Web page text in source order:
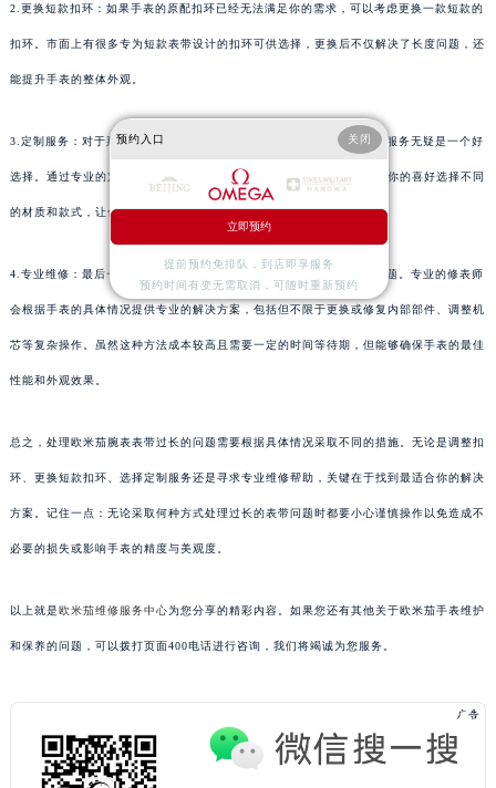
2.更换短款扣环：如果手表的原配扣环已经无法满足你的需求，可以考虑更换一款短款的
扣环。市面上有很多专为短款表带设计的扣环可供选择，更换后不仅解决了长度问题，还
能提升手表的整体外观。
3.定制服务：对于那些对表带长度有特别要求的用户来说，专业的定制服务无疑是一个好
选择。通过专业的定制服务不仅可以满足你对长度的要求，还可以根据你的喜好选择不同
的材质和款式，让你的腕表更加个性化和独特。
4.专业维修：最后一种方法是通过专业的维修服务来解决表带过长的问题。专业的修表师
会根据手表的具体情况提供专业的解决方案，包括但不限于更换或修复内部部件、调整机
芯等复杂操作。虽然这种方法成本较高且需要一定的时间等待期，但能够确保手表的最佳
性能和外观效果。
总之，处理欧米茄腕表表带过长的问题需要根据具体情况采取不同的措施。无论是调整扣
环、更换短款扣环、选择定制服务还是寻求专业维修帮助，关键在于找到最适合你的解决
方案。记住一点：无论采取何种方式处理过长的表带问题时都要小心谨慎操作以免造成不
必要的损失或影响手表的精度与美观度。
以上就是欧米茄维修服务中心为您分享的精彩内容。如果您还有其他关于欧米茄手表维护
和保养的问题，可以拨打页面400电话进行咨询，我们将竭诚为您服务。
预约入口 关闭
立即预约
提前预约免排队，到店即享服务
预约时间有变无需取消，可随时重新预约